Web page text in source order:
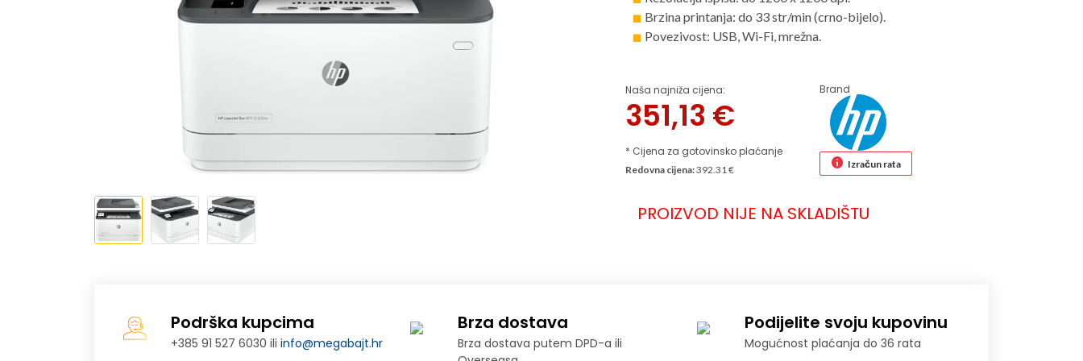
Brzina printanja: do 33 str/min (crno-bijelo).
Povezivost: USB, Wi-Fi, mrežna.
Naša najniža cijena:
351,13 €
* Cijena za gotovinsko plaćanje
Brand
Redovna cijena:392.31 € Izračun rata
PROIZVOD NIJE NA SKLADIŠTU
Podrška kupcima
+385 91 527 6030 iliinfo@megabajt.hr
Brza dostava
Brza dostava putem DPD-a ili
Podijelite svoju kupovinu
Mogućnost plaćanja do 36 rata